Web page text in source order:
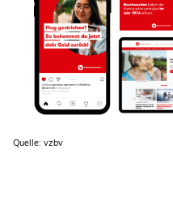
Quelle: vzbv